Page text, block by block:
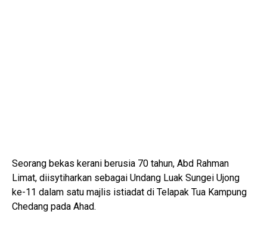
Seorang bekas kerani berusia 70 tahun, Abd Rahman
Limat, diisytiharkan sebagai Undang Luak Sungei Ujong
ke-11 dalam satu majlis istiadat di Telapak Tua Kampung
Chedang pada Ahad.